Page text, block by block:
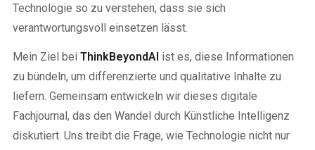
Technologie so zu verstehen, dass sie sich
verantwortungsvoll einsetzen lässt.
Mein Ziel bei ThinkBeyondAI ist es, diese Informationen
zu bündeln, um differenzierte und qualitative Inhalte zu
liefern. Gemeinsam entwickeln wir dieses digitale
Fachjournal, das den Wandel durch Künstliche Intelligenz
diskutiert. Uns treibt die Frage, wie Technologie nicht nur